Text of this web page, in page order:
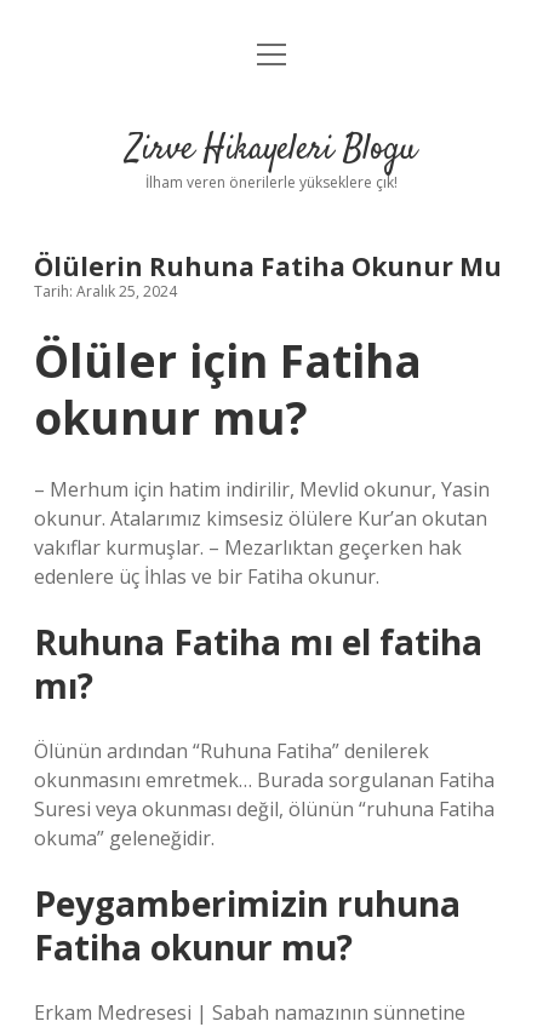
Anasayfa
Yasal Uyarı
menüyü
Zirve Hikayeleri Blogu
İlham veren önerilerle yükseklere çık!
Ölülerin Ruhuna Fatiha Okunur Mu
Tarih: Aralık 25, 2024
Ölüler için Fatiha
okunur mu?
– Merhum için hatim indirilir, Mevlid okunur, Yasin
okunur. Atalarımız kimsesiz ölülere Kur’an okutan
vakıflar kurmuşlar. – Mezarlıktan geçerken hak
edenlere üç İhlas ve bir Fatiha okunur.
Ruhuna Fatiha mı el fatiha
mı?
Ölünün ardından “Ruhuna Fatiha” denilerek
okunmasını emretmek… Burada sorgulanan Fatiha
Suresi veya okunması değil, ölünün “ruhuna Fatiha
okuma” geleneğidir.
Peygamberimizin ruhuna
Fatiha okunur mu?
Erkam Medresesi | Sabah namazının sünnetine